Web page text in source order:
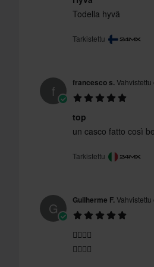
Todella hyvä
Tarkistettu
f francesco s.Vahvistettu
top
un casco fatto così
Tarkistettu
G Guilherme F.Vahvistettu
👍🏼👍🏼
👍🏼👍🏼